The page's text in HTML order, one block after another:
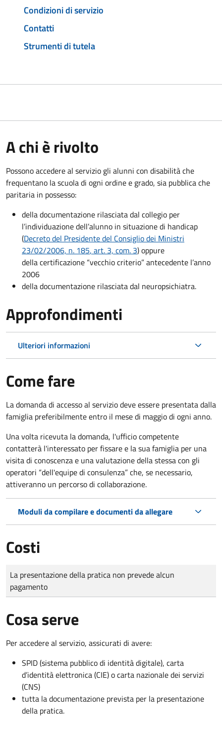
Condizioni di servizio
Contatti
Strumenti di tutela
A chi è rivolto
Possono accedere al servizio gli alunni con disabilità che
frequentano la scuola di ogni ordine e grado, sia pubblica che
paritaria in possesso:
della documentazione rilasciata dal collegio per
l’individuazione dell’alunno in situazione di handicap
(Decreto del Presidente del Consiglio dei Ministri
23/02/2006, n. 185, art. 3, com. 3) oppure
della certificazione “vecchio criterio” antecedente l’anno
2006
della documentazione rilasciata dal neuropsichiatra.
Approfondimenti
Ulteriori informazioni
Come fare
La domanda di accesso al servizio deve essere presentata dalla
famiglia preferibilmente entro il mese di maggio di ogni anno.
Una volta ricevuta la domanda, l'ufficio competente
contatterà l'interessato per fissare e la sua famiglia per una
visita di conoscenza e una valutazione della stessacon gli
operatori “dell'equipe di consulenza” che, se necessario,
attiveranno un percorso di collaborazione.
Moduli da compilare e documenti da allegare
Costi
Tipo di pagamento
Importo
La presentazione della pratica non prevede alcun
pagamento
Cosa serve
Per accedere al servizio, assicurati di avere:
SPID (sistema pubblico di identità digitale), carta
d’identità elettronica (CIE) o carta nazionale dei servizi
(CNS)
tutta la documentazione prevista per la presentazione
della pratica.